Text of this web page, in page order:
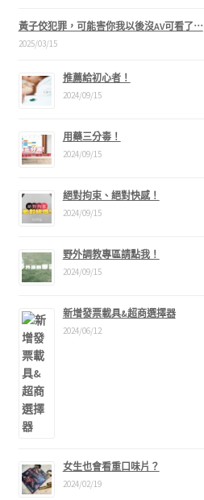
黃子佼犯罪，可能害你我以後沒AV可看了⋯
2025/03/15
推薦給初心者！
2024/09/15
用藥三分毒！
2024/09/15
絕對拘束、絕對快感！
2024/09/15
野外調教專區請點我！
2024/09/15
新增發票載具&超商選擇器
2024/06/12
女生也會看重口味片？
2024/02/19